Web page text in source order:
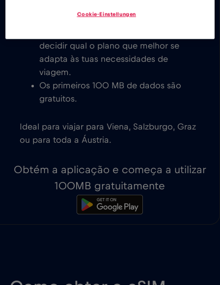
com ativação imediata em dispositivos
decidir qual o plano que melhor se
adapta às tuas necessidades de
viagem.
Os primeiros 100 MB de dados são
gratuitos.
Ideal para viajar para Viena, Salzburgo, Graz
ou para toda a Áustria.
Obtém a aplicação e começa a utilizar
100MB gratuitamente
Cookie-Einstellungen